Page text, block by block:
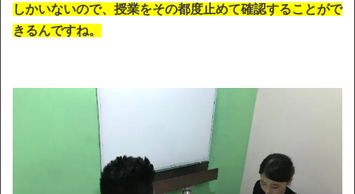
しかいないので、授業をその都度止めて確認することがで
きるんですね。